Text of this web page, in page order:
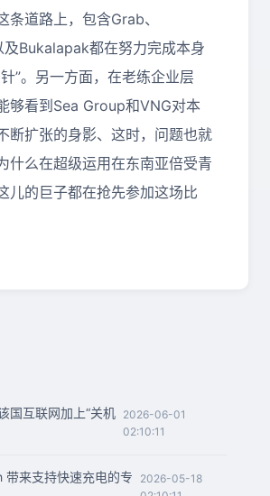
条道路上，包含Grab、
及Bukalapak都在努力完成本身
”。另一方面，在老练企业层
够看到 Sea Group和VNG对本
断扩张的身影、这时，问题也就
什么在超级运用在东南亚倍受青
儿的巨子都在抢先参加这场比
国互联网加上“关机
2026-06-01
02:10:11
来支持快速充电的专
2026-05-18